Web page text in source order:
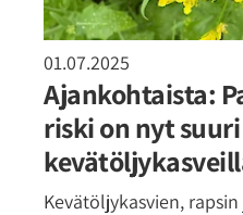
01.07.2025
Ajankohtaista:
riski on nyt suuri
Kevätöljykasvien,